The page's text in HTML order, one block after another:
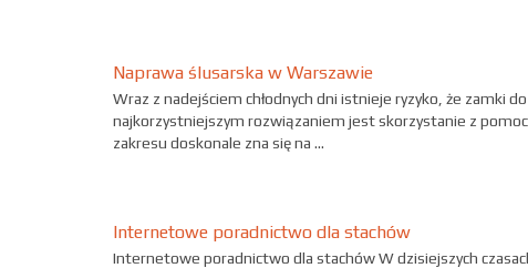
Naprawa ślusarska w Warszawie
Wraz z nadejściem chłodnych dni istnieje ryzyko, że zamki
najkorzystniejszym rozwiązaniem jest skorzystanie z
zakresu doskonale zna się na ...
Internetowe poradnictwo dla stachów
Internetowe poradnictwo dla stachów W dzisiejszych